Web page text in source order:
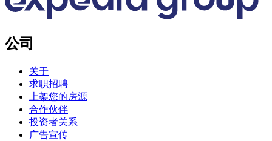
公司
关于
求职招聘
上架您的房源
合作伙伴
投资者关系
广告宣传